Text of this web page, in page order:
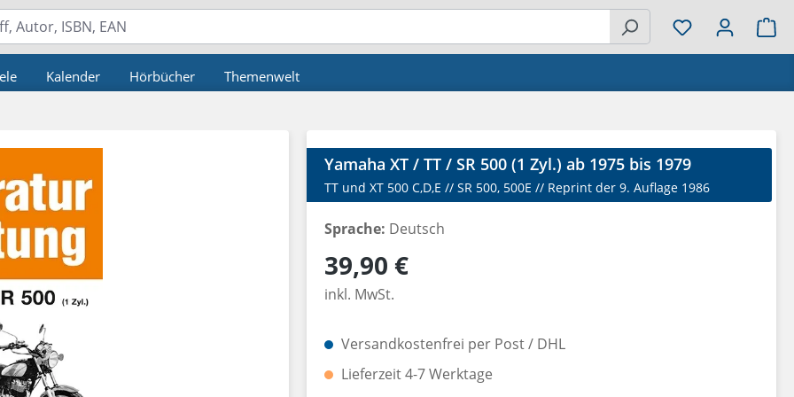
Kalender Hörbücher Themenwelt
Yamaha XT / TT / SR 500 (1 Zyl.) ab 1975 bis 1979
TT und XT 500 C,D,E // SR 500, 500E // Reprint der 9. Auflage 1986
Sprache: Deutsch
Regulärer Preis:
39,90 €
inkl. MwSt.
Versandkostenfrei per Post / DHL
Lieferzeit 4-7 Werktage